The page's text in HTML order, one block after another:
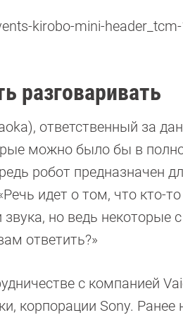
разговаривать
ответственный за
можно было бы в
робот предназначен
идет о том, что кто-
но ведь некоторые
ответить?»
с компанией
корпорации Sony.